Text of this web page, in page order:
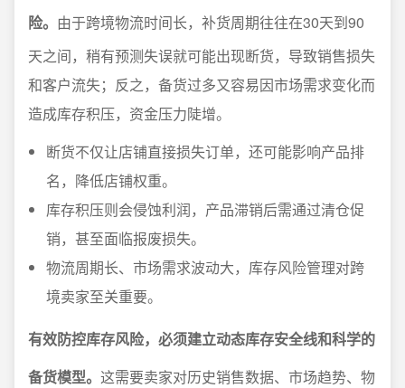
险。 由于跨境物流时间长，补货周期往往在30天到90
天之间，稍有预测失误就可能出现断货，导致销售损失
和客户流失；反之，备货过多又容易因市场需求变化而
造成库存积压，资金压力陡增。
断货不仅让店铺直接损失订单，还可能影响产品排
名，降低店铺权重。
库存积压则会侵蚀利润，产品滞销后需通过清仓促
销，甚至面临报废损失。
物流周期长、市场需求波动大，库存风险管理对跨
境卖家至关重要。
有效防控库存风险，必须建立动态库存安全线和科学的
备货模型。 这需要卖家对历史销售数据、市场趋势、物